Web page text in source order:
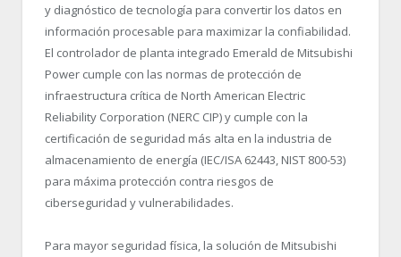
y diagnóstico de tecnología para convertir los datos en
información procesable para maximizar la confiabilidad.
El controlador de planta integrado Emerald de Mitsubishi
Power cumple con las normas de protección de
infraestructura crítica de North American Electric
Reliability Corporation (NERC CIP) y cumple con la
certificación de seguridad más alta en la industria de
almacenamiento de energía (IEC/ISA 62443, NIST 800-53)
para máxima protección contra riesgos de
ciberseguridad y vulnerabilidades.
Para mayor seguridad física, la solución de Mitsubishi